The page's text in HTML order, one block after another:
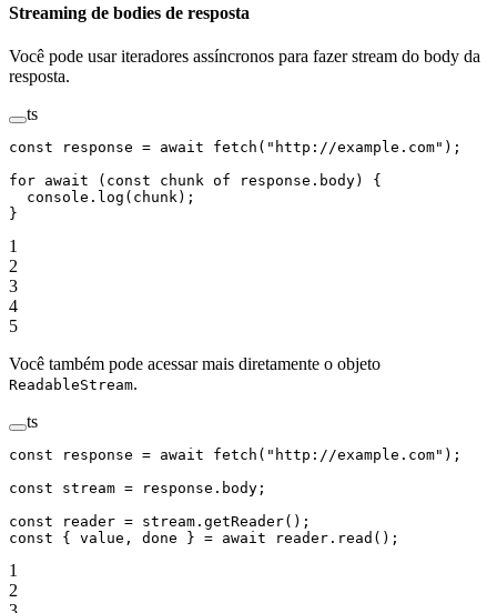
Streaming de bodies de resposta
Você pode usar iteradores assíncronos para fazer stream do body da
resposta.
ts
const response = await fetch ( "http://example.com" );
for await ( const chunk of response.body) {
  console.
log (chunk);
}
1
2
3
4
5
Você também pode acessar mais diretamente o objeto
ReadableStream.
ts
const response = await fetch ( "http://example.com" );
const stream = response.body;
const reader = stream. getReader();
const { value , done } = await reader. read ();
1
2